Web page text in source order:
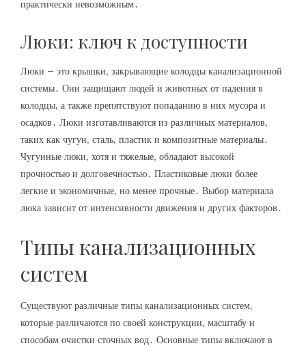
практически невозможным․
Люки: ключ к доступности
Люки – это крышки‚ закрывающие колодцы канализационной
системы․ Они защищают людей и животных от падения в
колодцы‚ а также препятствуют попаданию в них мусора и
осадков․ Люки изготавливаются из различных материалов‚
таких как чугун‚ сталь‚ пластик и композитные материалы․
Чугунные люки‚ хотя и тяжелые‚ обладают высокой
прочностью и долговечностью․ Пластиковые люки более
легкие и экономичные‚ но менее прочные․ Выбор материала
люка зависит от интенсивности движения и других факторов․
Типы канализационных
систем
Существуют различные типы канализационных систем‚
которые различаются по своей конструкции‚ масштабу и
способам очистки сточных вод․ Основные типы включают в